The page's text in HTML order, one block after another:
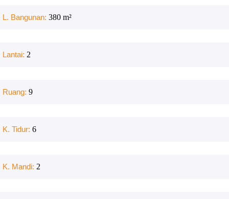
L. Bangunan: 380 m²
Lantai: 2
Ruang: 9
K. Tidur: 6
K. Mandi: 2